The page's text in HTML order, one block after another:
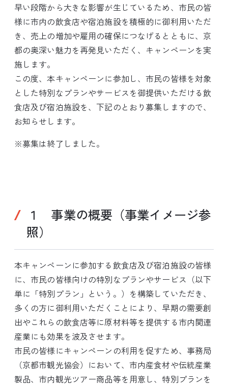
早い段階から大きな影響が生じているため、市民の皆
様に市内の飲食店や宿泊施設を積極的に御利用いただ
き、売上の増加や雇用の確保につなげるとともに、京
都の奥深い魅力を再発見いただく、キャンペーンを実
施します。
この度、本キャンペーンに参加し、市民の皆様を対象
とした特別なプランやサービスを御提供いただける飲
食店及び宿泊施設を、下記のとおり募集しますので、
お知らせします。
※募集は終了しました。
１ 事業の概要（事業イメージ参
照）
本キャンペーンに参加する飲食店及び宿泊施設の皆様
に、市民の皆様向けの特別なプランやサービス（以下
単に「特別プラン」という。）を構築していただき、
多くの方に御利用いただくことにより、早期の需要創
出やこれらの飲食店等に原材料等を提供する市内関連
産業にも効果を波及させます。
市民の皆様にキャンペーンの利用を促すため、事務局
（京都市観光協会）において、市内産食材や伝統産業
製品、市内観光ツアー商品等を用意し、特別プランを